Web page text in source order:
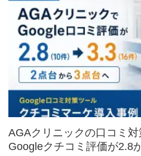
AGAクリニックの口コミ対
Googleクチコミ評価が2.8